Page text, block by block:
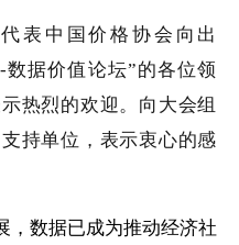
代表中国价格协会向出
-数据价值论坛”的各位领
热烈的欢迎。 向大会组
支持单位 ， 表示衷心的感
，数据已成为推动经济社